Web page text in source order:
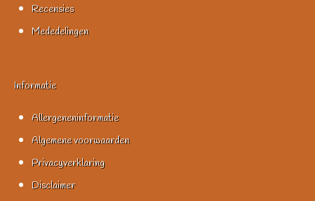
Recensies
Mededelingen
Informatie
Allergeneninformatie
Algemene voorwaarden
Privacyverklaring
Disclaimer